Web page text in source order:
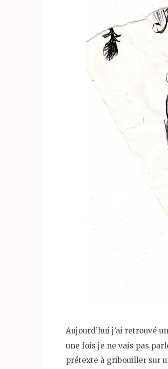
Aujourd’hui j’ai retrouvé
une fois je ne vais pas
prétexte à gribouiller sur